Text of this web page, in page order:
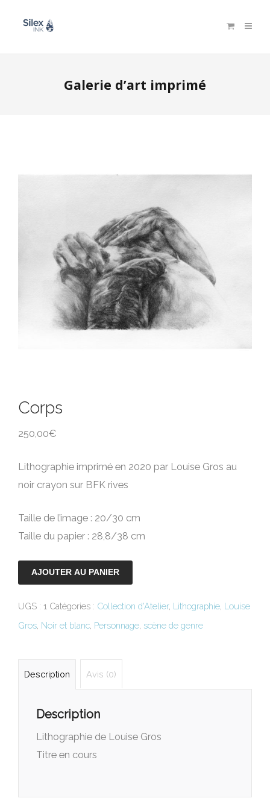
Galerie d’art imprimé
Corps
250,00€
Lithographie imprimé en 2020 par Louise Gros au
noir crayon sur BFK rives
Taille de l’image : 20/30 cm
Taille du papier : 28,8/38 cm
AJOUTER AU PANIER
UGS : 1 Catégories : Collection d'Atelier, Lithographie Louise
Gros Noir et blanc Personnage scène de genre
Description Avis (0)
Description
Lithographie de Louise Gros
Titre en cours